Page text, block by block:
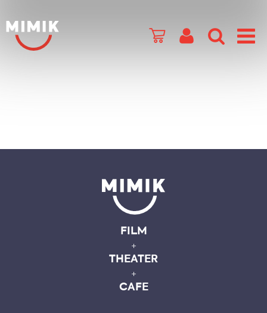
FILM
+
THEATER
+
CAFE